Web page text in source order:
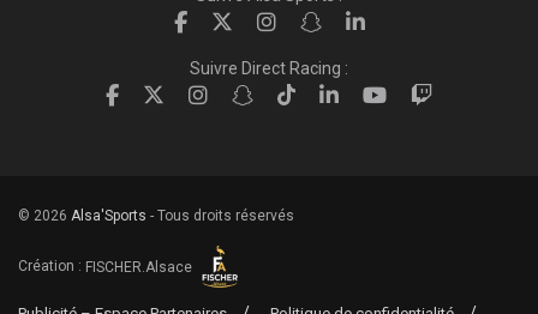
Suivre Direct Racing :
© 2026 Alsa'Sports - Tous droits réservés
Création : FISCHER.Alsace